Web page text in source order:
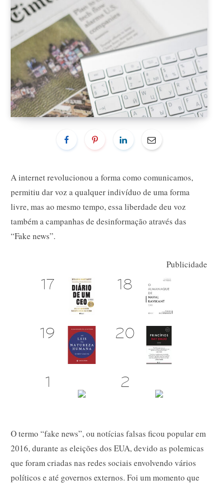
A internet revolucionou a forma como comunicamos,
permitiu dar voz a qualquer indivíduo de uma forma
livre, mas ao mesmo tempo, essa liberdade deu voz
também a campanhas de desinformação através das
“Fake news”.
Publicidade
O termo “fake news”, ou notícias falsas ficou popular em
2016, durante as eleições dos EUA, devido as polemicas
que foram criadas nas redes sociais envolvendo vários
políticos e até governos externos. Foi um momento que